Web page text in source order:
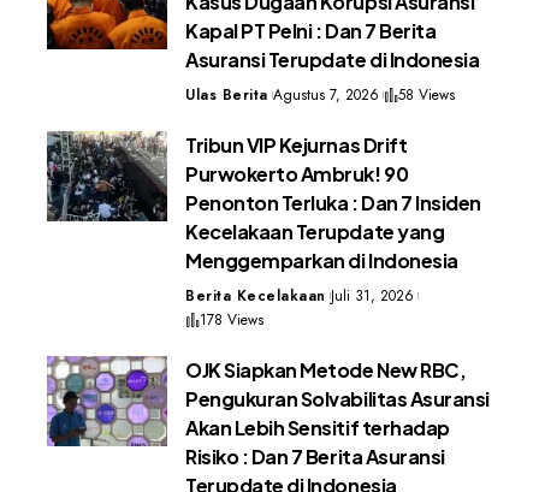
Kapal PT Pelni : Dan 7 Berita
Asuransi Terupdate di Indonesia
Ulas Berita Agustus 7, 2026 58 Views
Tribun VIP Kejurnas Drift
Purwokerto Ambruk! 90
Penonton Terluka : Dan 7 Insiden
Kecelakaan Terupdate yang
Menggemparkan di Indonesia
Berita Kecelakaan Juli 31, 2026
178 Views
OJK Siapkan Metode New RBC,
Pengukuran Solvabilitas Asuransi
Akan Lebih Sensitif terhadap
Risiko : Dan 7 Berita Asuransi
Terupdate di Indonesia